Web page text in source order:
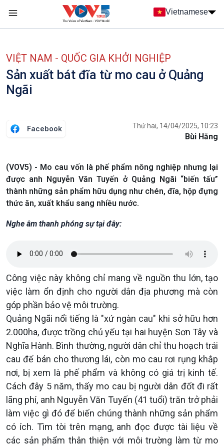
Nhảy đến nội dung
Vietnamese
VIỆT NAM - QUỐC GIA KHỞI NGHIỆP
Sản xuất bát đĩa từ mo cau ở Quảng
Ngãi
Facebook Thứ hai, 14/04/2025, 10:23
Bùi Hằng
(VOV5) - Mo cau vốn là phế phẩm nông nghiệp nhưng lại
được anh Nguyễn Văn Tuyến ở Quảng Ngãi “biến tấu”
thành những sản phẩm hữu dụng như chén, đĩa, hộp đựng
thức ăn, xuất khẩu sang nhiều nước.
Nghe âm thanh phóng sự tại đây:
Công việc này không chỉ mang về nguồn thu lớn, tạo
việc làm ổn định cho người dân địa phương mà còn
góp phần bảo vệ môi trường.
Quảng Ngãi nổi tiếng là "xứ ngàn cau" khi sở hữu hơn
2.000ha, được trồng chủ yếu tại hai huyện Sơn Tây và
Nghĩa Hành. Bình thường, người dân chỉ thu hoạch trái
cau để bán cho thương lái, còn mo cau rơi rụng khắp
nơi, bị xem là phế phẩm và không có giá trị kinh tế.
Cách đây 5 năm, thấy mo cau bị người dân đốt đi rất
lãng phí, anh Nguyễn Văn Tuyến (41 tuổi) trăn trở phải
làm việc gì đó để biến chúng thành những sản phẩm
có ích. Tìm tòi trên mạng, anh đọc được tài liệu về
các sản phẩm thân thiện với môi trường làm từ mo